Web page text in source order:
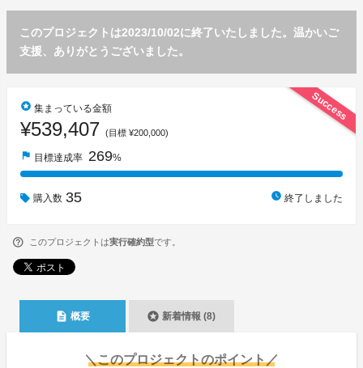
このプロジェクトは2023/10/02に終了いたしました。温かいご
支援、ありがとうございました。
Success
stars 集まっている金額
¥539,407 (目標 ¥200,000)
flag 目標達成率 269%
購入数 35 watch_later 終了しました
このプロジェクトは実行確約型です。
description 概要 stars 新着情報 (8)
＼このプロジェクトのポイント／